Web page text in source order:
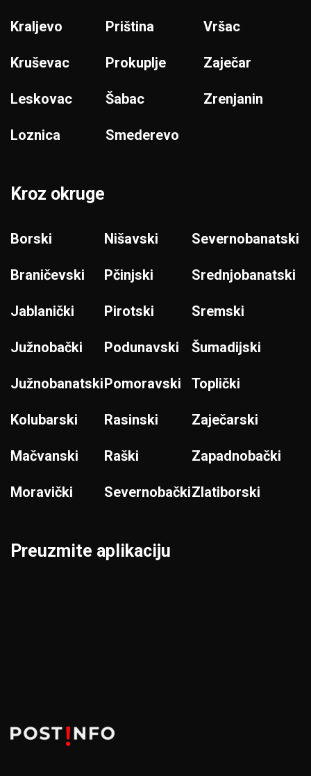
Kraljevo
Kruševac
Leskovac
Loznica
Priština
Prokuplje
Šabac
Smederevo
Vršac
Zaječar
Zrenjanin
Kroz okruge
Borski
Braničevski
Jablanički
Južnobački
Južnobanatski
Kolubarski
Mačvanski
Moravički
Nišavski
Pčinjski
Pirotski
Podunavski
Pomoravski
Rasinski
Raški
Severnobački
Severnobanatski
Srednjobanatski
Sremski
Šumadijski
Toplički
Zaječarski
Zapadnobački
Zlatiborski
Preuzmite aplikaciju